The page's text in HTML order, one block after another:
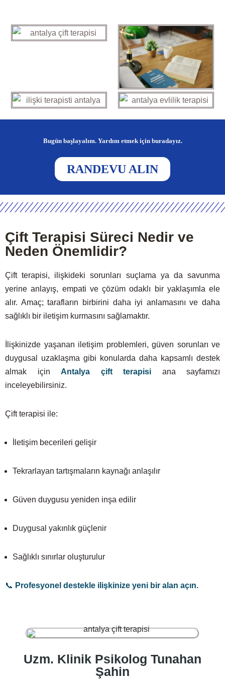
Bugün başlayalım. Yardım etmek için buradayız.
RANDEVU ALIN
Çift Terapisi Süreci Nedir ve
Neden Önemlidir?
Çift terapisi, ilişkideki sorunları suçlama ya da savunma
yerine anlayış, empati ve çözüm odaklı bir yaklaşımla ele
alır. Amaç; tarafların birbirini daha iyi anlamasını ve daha
sağlıklı bir iletişim kurmasını sağlamaktır.
İlişkinizde yaşanan iletişim problemleri, güven sorunları ve
duygusal uzaklaşma gibi konularda daha kapsamlı destek
almak için Antalya çift terapisi ana sayfamızı
inceleyebilirsiniz.
Çift terapisi ile:
İletişim becerileri gelişir
Tekrarlayan tartışmaların kaynağı anlaşılır
Güven duygusu yeniden inşa edilir
Duygusal yakınlık güçlenir
Sağlıklı sınırlar oluşturulur
📞 Profesyonel destekle ilişkinize yeni bir alan açın.
Uzm. Klinik Psikolog Tunahan
Şahin